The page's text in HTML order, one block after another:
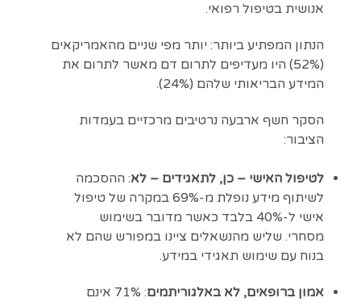
אנושית בטיפול רפואי.
הנתון המפתיע ביותר: יותר מפי שניים מהאמריקאים
(52%) היו מעדיפים לתרום דם מאשר לתרום את
המידע הבריאותי שלהם (24%).
הסקר חשף ארבעה נרטיבים מרכזיים בעמדות
הציבור:
לטיפול האישי – כן, לתאגידים – לא: ההסכמה
לשיתוף מידע נופלת מ-69% במקרה של טיפול
אישי ל-40% בלבד כאשר מדובר בשימוש
מסחרי. שליש מהנשאלים ציינו במפורש שהם לא
בנוח עם שימוש תאגידי במידע.
אמון ברופאים, לא באלגוריתמים
: 71% אינם